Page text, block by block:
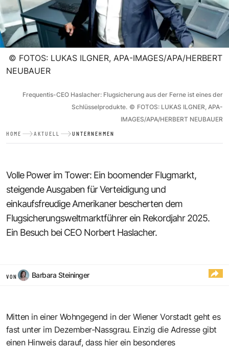
© FOTOS: LUKAS ILGNER, APA-IMAGES/APA/HERBERT
NEUBAUER
Frequentis-CEO Haslacher: Flugsicherung aus der Ferne ist eines der
Schlüsselprodukte. © FOTOS: LUKAS ILGNER, APA-
IMAGES/APA/HERBERT NEUBAUER
HOME AKTUELL UNTERNEHMEN
Volle Power im Tower: Ein boomender Flugmarkt,
steigende Ausgaben für Verteidigung und
einkaufsfreudige Amerikaner bescherten dem
Flugsicherungsweltmarktführer ein Rekordjahr 2025.
Ein Besuch bei CEO Norbert Haslacher.
VON Barbara Steininger
Mitten in einer Wohngegend in der Wiener Vorstadt geht es
fast unter im Dezember-Nassgrau. Einzig die Adresse gibt
einen Hinweis darauf, dass hier ein besonderes